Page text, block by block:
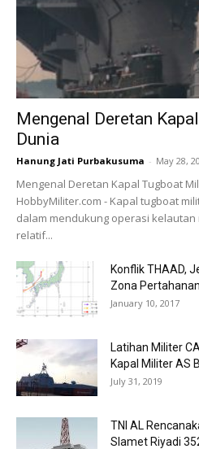
Mengenal Deretan
Dunia
Hanung Jati Purbakusuma - May 28,
Mengenal Deretan Kapal Tugboat
HobbyMiliter.com - Kapal tugboat
dalam mendukung operasi
relatif...
Konflik THAAD,
Zona
January 10, 2017
Latihan Militer
Kapal Militer AS
July 31, 2019
TNI AL
Slamet Riyadi